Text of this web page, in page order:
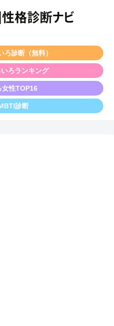
ろ診断（無料）
ろランキング
女性TOP16
診断